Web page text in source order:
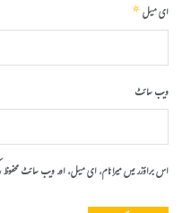
ای میل*
ویب‌ سائٹ
اس براؤزر میں میرا نام، ای میل، اور ویب سائٹ